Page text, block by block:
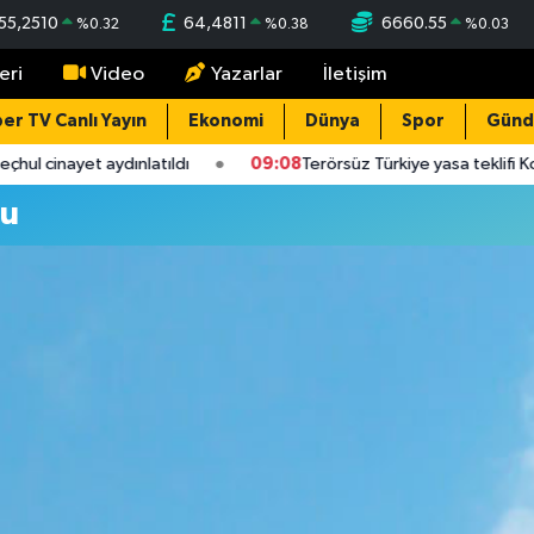
%0.32 64,4811 %0.38 6660.55 %0.03
Video Yazarlar İletişim
TV Canlı Yayın Ekonomi Dünya Spor
cinayet aydınlatıldı 09:08Terörsüz Türkiye yasa teklifi